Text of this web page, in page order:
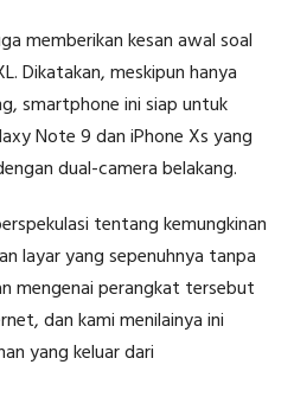
memberikan kesan awal soal
Dikatakan, meskipun hanya
smartphone ini siap untuk
Note 9 dan iPhone Xs yang
dual-camera belakang.
tentang kemungkinan
layar yang sepenuhnya tanpa
mengenai perangkat tersebut
dan kami menilainya ini
yang keluar dari